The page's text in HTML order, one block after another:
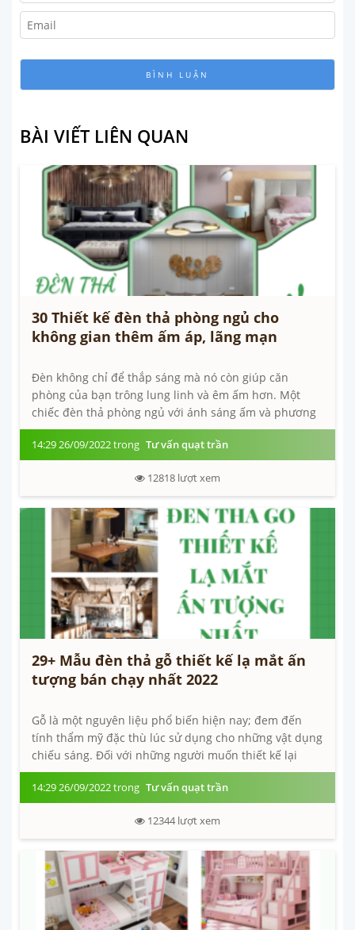
BÀI VIẾT LIÊN QUAN
30 Thiết kế đèn thả phòng ngủ cho
không gian thêm ấm áp, lãng mạn
Đèn không chỉ để thắp sáng mà nó còn giúp căn
phòng của bạn trông lung linh và êm ấm hơn. Một
chiếc đèn thả phòng ngủ với ánh sáng ấm và phương
pháp sắp đặt thích hợp sẽ khiến...
14:29 26/09/2022 trong Tư vấn quạt trần
12818 lượt xem
29+ Mẫu đèn thả gỗ thiết kế lạ mắt ấn
tượng bán chạy nhất 2022
Gỗ là một nguyên liệu phổ biến hiện nay; đem đến
tính thẩm mỹ đặc thù lúc sử dụng cho những vật dụng
chiếu sáng. Đối với những người muốn thiết kế lại
không gian của ngôi nhà tiên tiến;...
14:29 26/09/2022 trong Tư vấn quạt trần
12344lượt xem